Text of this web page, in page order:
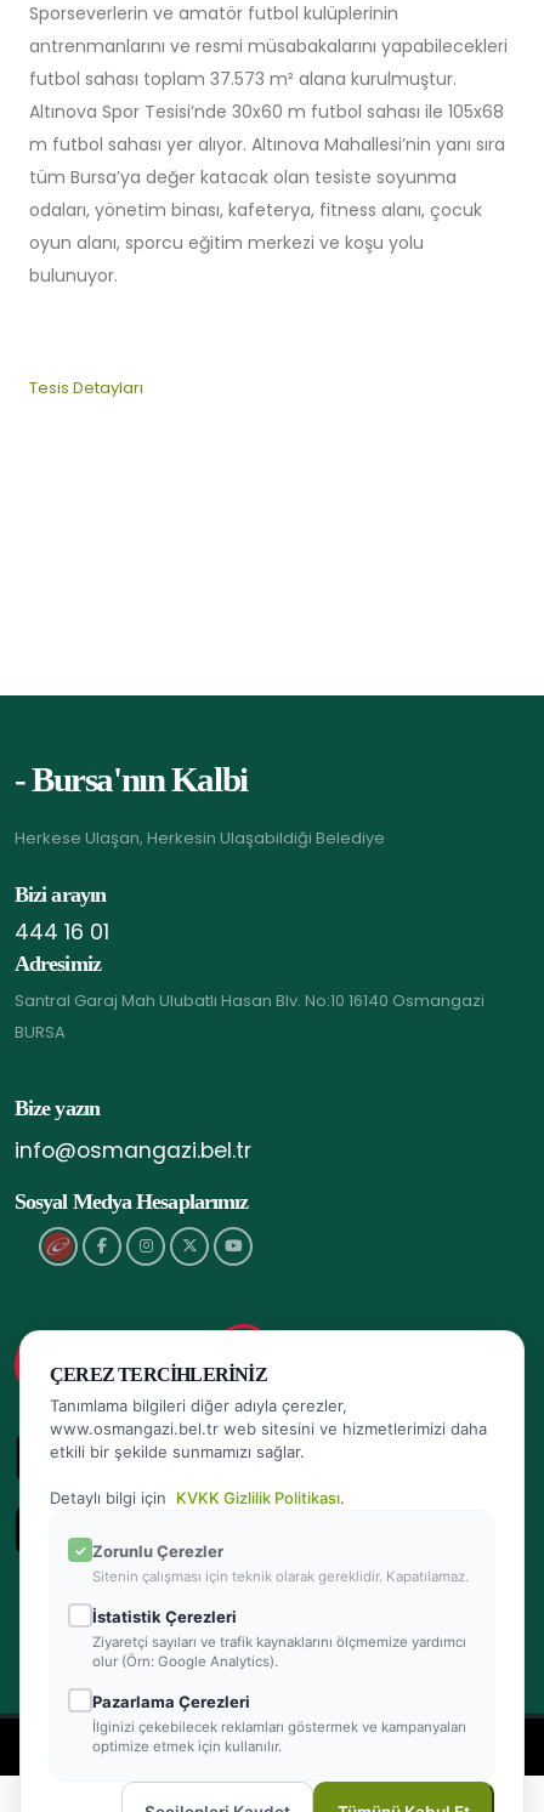
Sporseverlerin ve amatör futbol kulüplerinin
antrenmanlarını ve resmi müsabakalarını yapabilecekleri
futbol sahası toplam 37.573 m² alana kurulmuştur.
Altınova Spor Tesisi’nde 30x60 m futbol sahası ile 105x68
m futbol sahası yer alıyor. Altınova Mahallesi’nin yanı sıra
tüm Bursa’ya değer katacak olan tesiste soyunma
odaları, yönetim binası, kafeterya, fitness alanı, çocuk
oyun alanı, sporcu eğitim merkezi ve koşu yolu
bulunuyor.
Tesis Detayları
- Bursa'nın Kalbi
Herkese Ulaşan, Herkesin Ulaşabildiği Belediye
Bizi arayın
444 16 01
Adresimiz
Santral Garaj Mah Ulubatlı Hasan Blv. No:10 16140 Osmangazi
BURSA
Bize yazın
info@osmangazi.bel.tr
Sosyal Medya Hesaplarımız
2026 © Osmangazi Belediyesi Tüm hakları saklıdır
ÇEREZ TERCIHLERINIZ
Tanımlama bilgileri diğer adıyla çerezler,
www.osmangazi.bel.tr web sitesini ve hizmetlerimizi daha
etkili bir şekilde sunmamızı sağlar.
Detaylı bilgi için KVKK Gizlilik Politikası.
Zorunlu Çerezler
Sitenin çalışması için teknik olarak gereklidir. Kapatılamaz.
İstatistik Çerezleri
Ziyaretçi sayıları ve trafik kaynaklarını ölçmemize yardımcı
olur (Örn: Google Analytics).
Pazarlama Çerezleri
İlginizi çekebilecek reklamları göstermek ve kampanyaları
optimize etmek için kullanılır.